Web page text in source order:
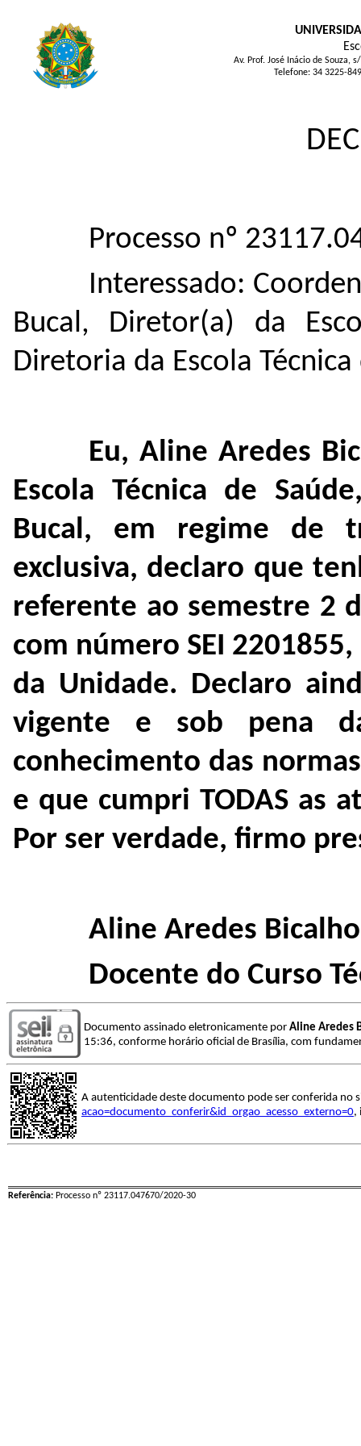
Av. Prof. José Inácio de Souza,
Telefone: 34 3225-
Processo nº
Interessado:
Bucal, Diretor(a) da
Diretoria da Escola
Eu, Aline Aredes
Escola Técnica de
Bucal, em regime de
exclusiva, declaro que
referente ao semestre 2
com número SEI 2201855,
da Unidade. Declaro
vigente e sob pena
conhecimento das
e que cumpri TODAS as
Por ser verdade, firmo
Aline Aredes Bicalho
Docente do Curso
Documento assinado eletronicamente por Aline Aredes
15:36, conforme horário oficial de Brasília, com
A autenticidade deste documento pode ser conferida no
acao=documento_conferir&id_orgao_acesso_externo=0,
Referência: Processo nº 23117.047670/2020-30